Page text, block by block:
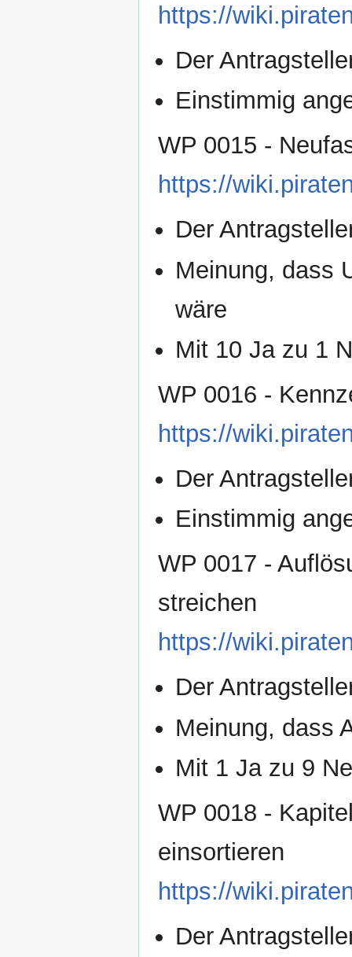
https://
Der
Einstimmig
WP 0015 -
https://
Der
Meinung, dass
wäre
Mit 10 Ja zu 1
WP 0016 -
https://
Der
Einstimmig
WP 0017 -
streichen
https://
Der
Meinung, dass
Mit 1 Ja zu 9
WP 0018 -
einsortieren
https://
Der